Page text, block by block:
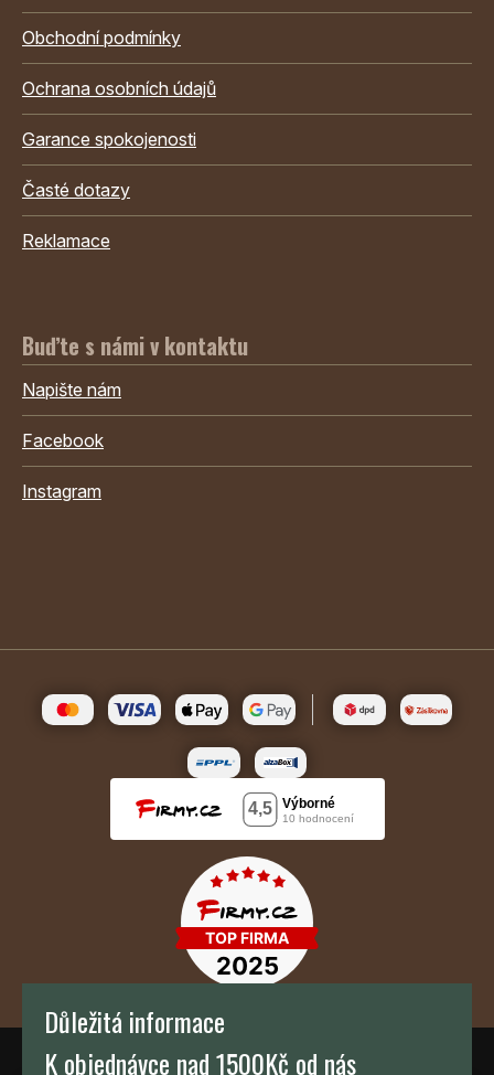
Obchodní podmínky
Ochrana osobních údajů
Garance spokojenosti
Časté dotazy
Reklamace
Buďte s námi v kontaktu
Napište nám
Facebook
Instagram
TH KAFFEE s.r.o.
Důležitá informace
K objednávce nad 1500Kč od nás